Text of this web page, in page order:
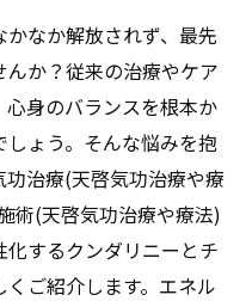
なか解放されず、最先
か？従来の治療やケア
身のバランスを根本か
ょう。そんな悩みを抱
治療(天啓気功治療や療
術(天啓気功治療や療法)
するクンダリニーとチ
ご紹介します。エネル